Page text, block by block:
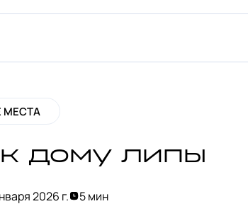
МЕСТА
дому липы
2026 г. 5 мин